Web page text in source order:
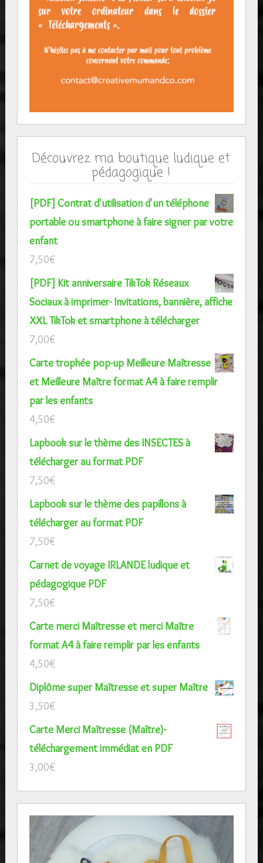
Découvrez ma boutique ludique et
pédagogique !
[PDF] Contrat d'utilisation d'un téléphone
portable ou smartphone à faire signer par votre
enfant
7,50€
[PDF] Kit anniversaire TikTok Réseaux
Sociaux à imprimer- Invitations, bannière, affiche
XXL TikTok et smartphone à télécharger
7,00€
Carte trophée pop-up Meilleure Maîtresse
et Meilleure Maître format A4 à faire remplir
par les enfants
4,50€
Lapbook sur le thème des INSECTES à
télécharger au format PDF
7,50€
Lapbook sur le thème des papillons à
télécharger au format PDF
7,50€
Carnet de voyage IRLANDE ludique et
pédagogique PDF
7,50€
Carte merci Maîtresse et merci Maître
format A4 à faire remplir par les enfants
4,50€
Diplôme super Maîtresse et super Maître
3,50€
Carte Merci Maîtresse (Maître)-
téléchargement immédiat en PDF
3,00€